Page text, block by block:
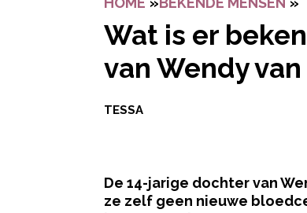
Wat is er
van Wendy
TESSA
De 14-jarige dochter van
ze zelf geen nieuwe